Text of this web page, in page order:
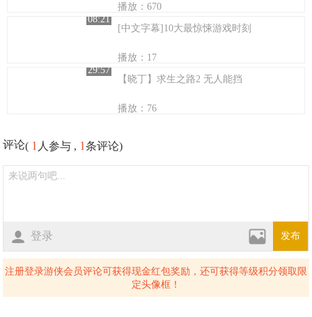
播放：670
08:21
[中文字幕]10大最惊悚游戏时刻
播放：17
29:57
【晓丁】求生之路2 无人能挡
播放：76
评论( 1 人参与 , 1条评论)
登录 发布
注册登录游侠会员评论可获得现金红包奖励，还可获得等级积分领取限
定头像框！